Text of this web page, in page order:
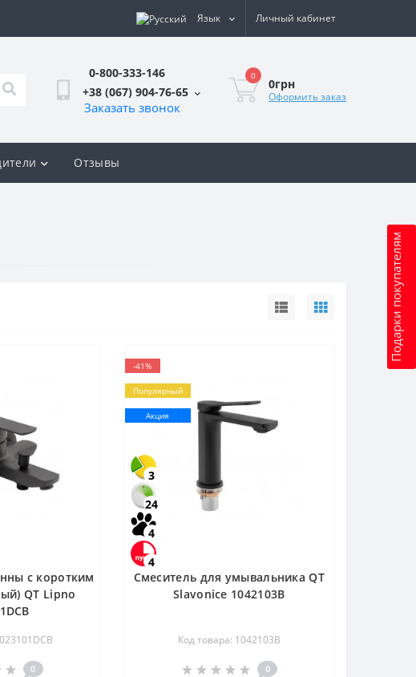
Язык Личный кабинет
0-800-333-146
+38 (067) 904-76-65
Заказать звонок
0
0грн
Оформить заказ
Подарки покупателям
Отзывы
с коротким
QT Lipno
0
-41%
Популярный
Акция
3
24
4
4
Смеситель для умывальника QT
Slavonice 1042103B
Код товара: 1042103B
0